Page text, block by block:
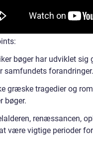
bøger har udviklet
samfundets forandringer.
græske tragedier og
bøger.
renæssancen,
være vigtige perioder